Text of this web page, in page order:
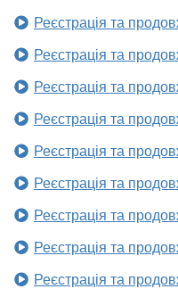
Реєстрація та
Реєстрація та
Реєстрація та
Реєстрація та
Реєстрація та
Реєстрація та
Реєстрація та
Реєстрація та
Реєстрація та